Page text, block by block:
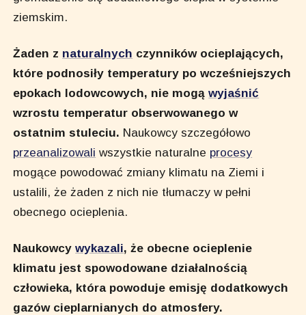
ziemskim.
Żaden z naturalnych czynników ocieplających,
które podnosiły temperatury po wcześniejszych
epokach lodowcowych, nie mogąwyjaśnić
wzrostu temperatur obserwowanego w
ostatnim stuleciu. Naukowcy szczegółowo
przeanalizowali wszystkie naturalne procesy
mogące powodować zmiany klimatu na Ziemi i
ustalili, że żaden z nich nie tłumaczy w pełni
obecnego ocieplenia.
Naukowcywykazali, że obecne ocieplenie
klimatu jest spowodowane działalnością
człowieka, która powoduje emisję dodatkowych
gazów cieplarnianych do atmosfery.